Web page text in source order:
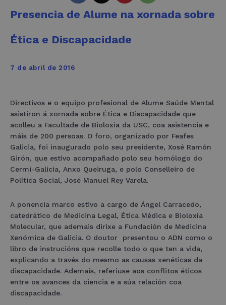
Presencia de Alume na xornada sobre
Ética e Discapacidade
7 de abril de 2016
Directivos e o equipo profesional de Alume Saúde Mental
asistiron á xornada sobre Ética e Discapacidade que
acolleu a Facultade de Bioloxía da USC, coa asistencia e
máis de 200 persoas. O foro, organizado por Feafes
Galicia, foi inaugurado polo seu presidente, Xosé Ramón
Girón, que estivo acompañado polo seu homólogo do
Cermi-Galicia, Anxo Queiruga, e polo Conselleiro de
Política Social, José Manuel Rey Varela.
A ponencia marco estivo a cargo de Ángel Carracedo,
catedrático de Medicina Legal, Ética Médica e Bioloxía
Molecular, que ademais dirixe a Fundación de Medicina
Xenómica de Galicia. O doutor presentou o ADN como o
libro de instrucións que recolle todo o que ten a vida,
explicando a través do mesmo as causas xenéticas da
discapacidade. Ademais, referiuse aos conflitos éticos
entre os avances da ciencia e a súa relación coa
discapacidade.